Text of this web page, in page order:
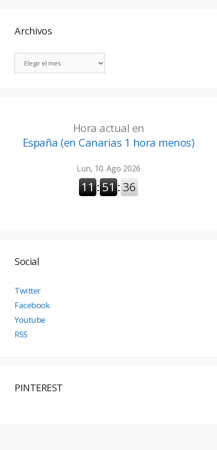
Archivos
Hora actual en
España (en Canarias 1 hora menos)
Social
Twitter
Facebook
Youtube
RSS
PINTEREST